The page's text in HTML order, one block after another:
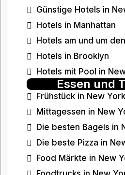
Günstige Hotels in
Hotels in Manhattan
Hotels am und um
Hotels in Brooklyn
Hotels mit Pool in
Essen und
Frühstück in New York
Mittagessen in New
Die besten Bagels in
Die beste Pizza in
Food Märkte in New